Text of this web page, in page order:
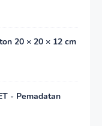
20 × 20 × 12 cm
- Pemadatan